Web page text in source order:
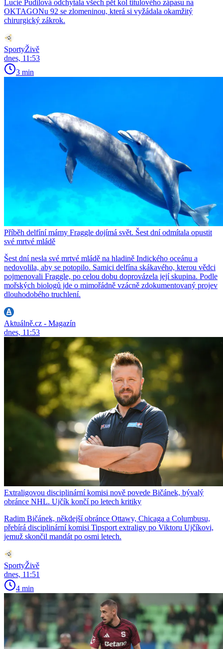
Lucie Pudilová odchytala všech pět kol titulového zápasu na
OKTAGONu 92 se zlomeninou, která si vyžádala okamžitý
chirurgický zákrok.
SportyŽivě
dnes, 11:53
3 min
Příběh delfíní mámy Fraggle dojímá svět. Šest dní odmítala opustit
své mrtvé mládě
Šest dní nesla své mrtvé mládě na hladině Indického oceánu a
nedovolila, aby se potopilo. Samici delfína skákavého, kterou vědci
pojmenovali Fraggle, po celou dobu doprovázela její skupina. Podle
mořských biologů jde o mimořádně vzácně zdokumentovaný projev
dlouhodobého truchlení.
Aktuálně.cz - Magazín
dnes, 11:53
Extraligovou disciplinární komisi nově povede Bičánek, bývalý
obránce NHL. Ujčík končí po letech kritiky
Radim Bičánek, někdejší obránce Ottawy, Chicaga a Columbusu,
přebírá disciplinární komisi Tipsport extraligy po Viktoru Ujčíkovi,
jemuž skončil mandát po osmi letech.
SportyŽivě
dnes, 11:51
4 min